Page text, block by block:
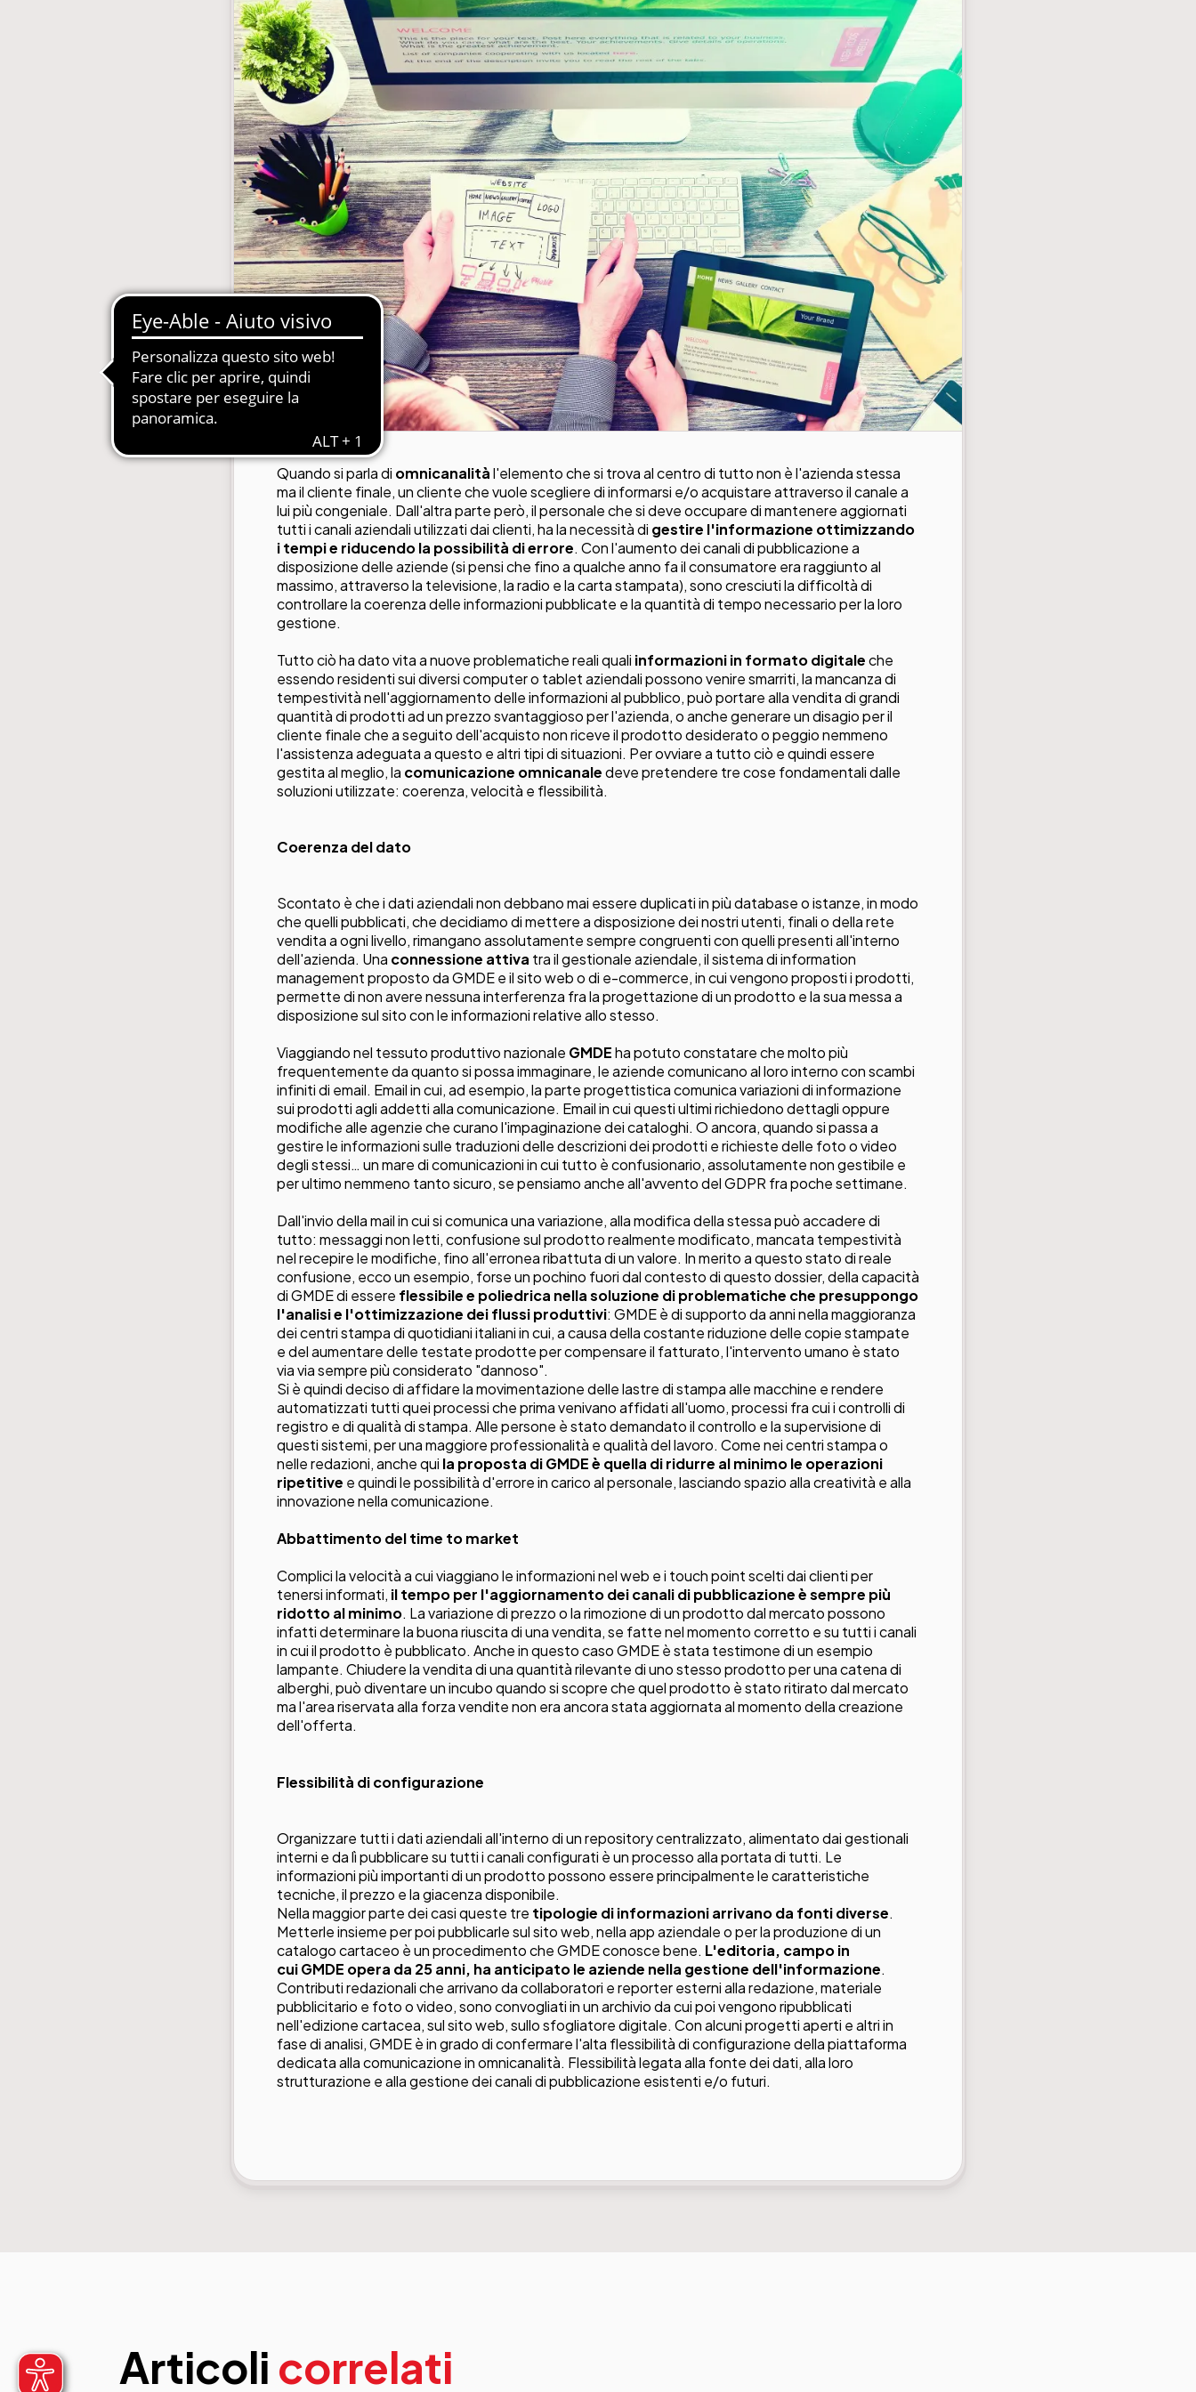
MDM-Master Data Management
Newsletter Automatizzate
PIM-Product Information Management
Produzione Automatizzata Cataloghi
Sistemi Esperti di Prodotto per Assistenza
Tecnica
Siti Web Multilingua e Multibrand
Soluzioni Complete in SaaS e PaaS
Web2Print per schede tecniche
Quando si parla di omnicanalitàl'elemento che si trova al centro di tutto non è l'azienda stessa
ma il cliente finale, un cliente che vuole scegliere di informarsi e/o acquistare attraverso il canale a
lui più congeniale. Dall'altra parte però, il personale che si deve occupare di mantenere aggiornati
tutti i canali aziendali utilizzati dai clienti, ha la necessità di gestire l'informazione ottimizzando
i tempi e riducendo la possibilità di errore. Con l'aumento dei canali di pubblicazione a
disposizione delle aziende (si pensi che fino a qualche anno fa il consumatore era raggiunto al
massimo, attraverso la televisione, la radio e la carta stampata), sono cresciuti la difficoltà di
controllare la coerenza delle informazioni pubblicate e la quantità di tempo necessario per la loro
gestione.
Tutto ciò ha dato vita a nuove problematiche reali quali informazioni in formato digitaleche
essendo residenti sui diversi computer o tablet aziendali possono venire smarriti, la mancanza di
tempestività nell'aggiornamento delle informazioni al pubblico, può portare alla vendita di grandi
quantità di prodotti ad un prezzo svantaggioso per l'azienda, o anche generare un disagio per il
cliente finale che a seguito dell'acquisto non riceve il prodotto desiderato o peggio nemmeno
l'assistenza adeguata a questo e altri tipi di situazioni. Per ovviare a tutto ciò e quindi essere
gestita al meglio, la comunicazione omnicanaledeve pretendere tre cose fondamentali dalle
soluzioni utilizzate: coerenza, velocità e flessibilità.
Coerenza del dato
Scontato è che i dati aziendali non debbano mai essere duplicati in più database o istanze, in modo
che quelli pubblicati, che decidiamo di mettere a disposizione dei nostri utenti, finali o della rete
vendita a ogni livello, rimangano assolutamente sempre congruenti con quelli presenti all'interno
dell'azienda. Una connessione attiva tra il gestionale aziendale, il sistema di information
management proposto daGMDEe il sito web o di e-commerce, in cui vengono proposti i prodotti,
permette di non avere nessuna interferenza fra la progettazione di un prodotto e la sua messa a
disposizione sul sito con le informazioni relative allo stesso.
Viaggiando nel tessuto produttivo nazionale GMDEha potuto constatare che molto più
frequentemente da quanto si possa immaginare, le aziende comunicano al loro interno con scambi
infiniti di email. Email in cui, ad esempio, la parte progettistica comunica variazioni di informazione
sui prodotti agli addetti alla comunicazione. Email in cui questi ultimi richiedono dettagli oppure
modifiche alle agenzie che curano l'impaginazione dei cataloghi. O ancora, quando si passa a
gestire le informazioni sulle traduzioni delle descrizioni dei prodotti e richieste delle foto o video
degli stessi… un mare di comunicazioni in cui tutto è confusionario, assolutamente non gestibile e
per ultimo nemmeno tanto sicuro, se pensiamo anche all'avvento del GDPR fra poche settimane.
Dall'invio della mail in cui si comunica una variazione, alla modifica della stessa può accadere di
tutto: messaggi non letti, confusione sul prodotto realmente modificato, mancata tempestività
nel recepire le modifiche, fino all'erronea ribattuta di un valore. In merito a questo stato di reale
confusione, ecco un esempio, forse un pochino fuori dal contesto di questo dossier, della capacità
diGMDEdi essere flessibile e poliedrica nella soluzione di problematiche che presuppongo
l'analisi e l'ottimizzazione dei flussi produttivi: GMDE è di supporto da anni nella maggioranza
dei centri stampa di quotidiani italiani in cui, a causa della costante riduzione delle copie stampate
e del aumentare delle testate prodotte per compensare il fatturato, l'intervento umano è stato
via via sempre più considerato "dannoso".
Si è quindi deciso di affidare la movimentazione delle lastre di stampa alle macchine e rendere
automatizzati tutti quei processi che prima venivano affidati all'uomo, processi fra cui i controlli di
registro e di qualità di stampa. Alle persone è stato demandato il controllo e la supervisione di
questi sistemi, per una maggiore professionalità e qualità del lavoro. Come nei centri stampa o
nelle redazioni, anche qui la proposta di GMDE è quella di ridurre al minimo le operazioni
ripetitive e quindi le possibilità d'errore in carico al personale, lasciando spazio alla creatività e alla
innovazione nella comunicazione.
Abbattimento del time to market
Complici la velocità a cui viaggiano le informazioni nel web e i touch point scelti dai clienti per
tenersi informati, il tempo per l'aggiornamento dei canali di pubblicazione è sempre più
ridotto al minimo. La variazione di prezzo o la rimozione di un prodotto dal mercato possono
infatti determinare la buona riuscita di una vendita, se fatte nel momento corretto e su tutti i canali
in cui il prodotto è pubblicato. Anche in questo casoGMDEè stata testimone di un esempio
lampante. Chiudere la vendita di una quantità rilevante di uno stesso prodotto per una catena di
alberghi, può diventare un incubo quando si scopre che quel prodotto è stato ritirato dal mercato
ma l'area riservata alla forza vendite non era ancora stata aggiornata al momento della creazione
dell'offerta.
Flessibilità di configurazione
Organizzare tutti i dati aziendali all'interno di un repository centralizzato, alimentato dai gestionali
interni e da lì pubblicare su tutti i canali configurati è un processo alla portata di tutti. Le
informazioni più importanti di un prodotto possono essere principalmente le caratteristiche
tecniche, il prezzo e la giacenza disponibile.
Nella maggior parte dei casi queste tre tipologie di informazioni arrivano da fonti diverse.
Metterle insieme per poi pubblicarle sul sito web, nella app aziendale o per la produzione di un
catalogo cartaceo è un procedimento che GMDE conosce bene. L'editoria, campo in
cuiGMDE opera da 25 anni, ha anticipato le aziende nella gestione dell'informazione.
Contributi redazionali che arrivano da collaboratori e reporter esterni alla redazione, materiale
pubblicitario e foto o video, sono convogliati in un archivio da cui poi vengono ripubblicati
nell'edizione cartacea, sul sito web, sullo sfogliatore digitale. Con alcuni progetti aperti e altri in
fase di analisi, GMDE è in grado di confermare l'alta flessibilità di configurazione della piattaforma
dedicata alla comunicazione in omnicanalità. Flessibilità legata alla fonte dei dati, alla loro
strutturazione e alla gestione dei canali di pubblicazione esistenti e/o futuri.
Articoli correlati